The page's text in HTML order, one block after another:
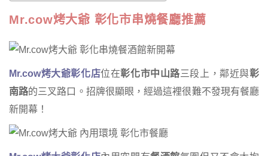
Mr.cow烤大爺 彰化市串燒餐廳推薦
Mr.cow烤大爺彰化店位在彰化市中山路三段上，鄰近與彰
南路的三叉路口。招牌很顯眼，經過這裡很難不發現有餐廳
新開幕！